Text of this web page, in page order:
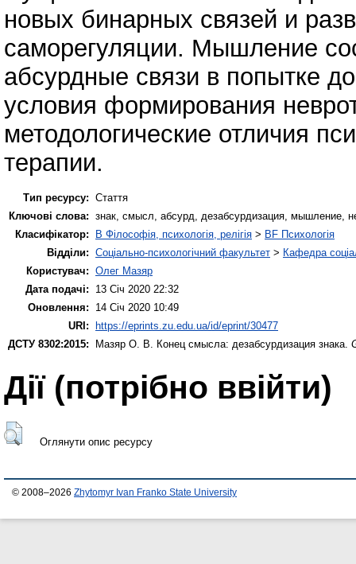
новых бинарных связей и
саморегуляции. Мышление
абсурдные связи в попытке
условия формирования
методологические отличия
терапии.
Тип ресурсу: Стаття
Ключові слова: знак, смысл, абсурд, дезабсурдизация, мышление,
Класифікатор:
B Філософія, психологія, релігія > BF Психологія
Відділи: Соціально-психологічний факультет > Кафедра
Користувач: Олег Мазяр
Дата подачі:
13 Січ 2020 22:32
Оновлення:
14 Січ 2020 10:49
URI: https://eprints.zu.edu.ua/id/eprint/30477
ДСТУ 8302:2015:
Мазяр О. В. Конец смысла: дезабсурдизация знака.
Дії ​​(потрібно ввійти)
Оглянути опис ресурсу
© 2008–2026 Zhytomyr Ivan Franko State University